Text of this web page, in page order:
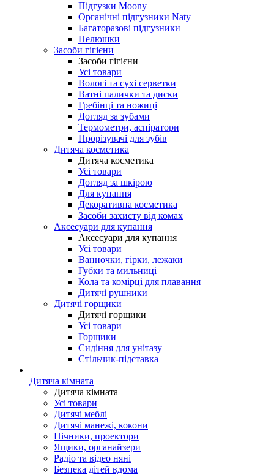
Підгузки Moony
Органічні підгузники Naty
Багаторазові підгузники
Пелюшки
Засоби гігієни
Засоби гігієни
Усі товари
Вологі та сухі серветки
Ватні палички та диски
Гребінці та ножиці
Догляд за зубами
Термометри, аспіратори
Прорізувачі для зубів
Дитяча косметика
Дитяча косметика
Усі товари
Догляд за шкірою
Для купання
Декоративна косметика
Засоби захисту від комах
Аксесуари для купання
Аксесуари для купання
Усі товари
Ванночки, гірки, лежаки
Губки та мильниці
Кола та комірці для плавання
Дитячі рушники
Дитячі горщики
Дитячі горщики
Усі товари
Горщики
Сидіння для унітазу
Стільчик-підставка
Дитяча кімната
Дитяча кімната
Усі товари
Дитячі меблі
Дитячі манежі, кокони
Нічники, проектори
Ящики, органайзери
Радіо та відео няні
Безпека дітей вдома